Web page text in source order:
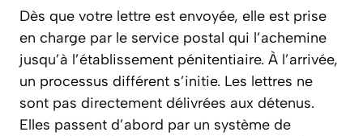
Dès que votre lettre est envoyée, elle est prise
en charge par le service postal qui l’achemine
jusqu’à l’établissement pénitentiaire. À l’arrivée,
un processus différent s’initie. Les lettres ne
sont pas directement délivrées aux détenus.
Elles passent d’abord par un système de